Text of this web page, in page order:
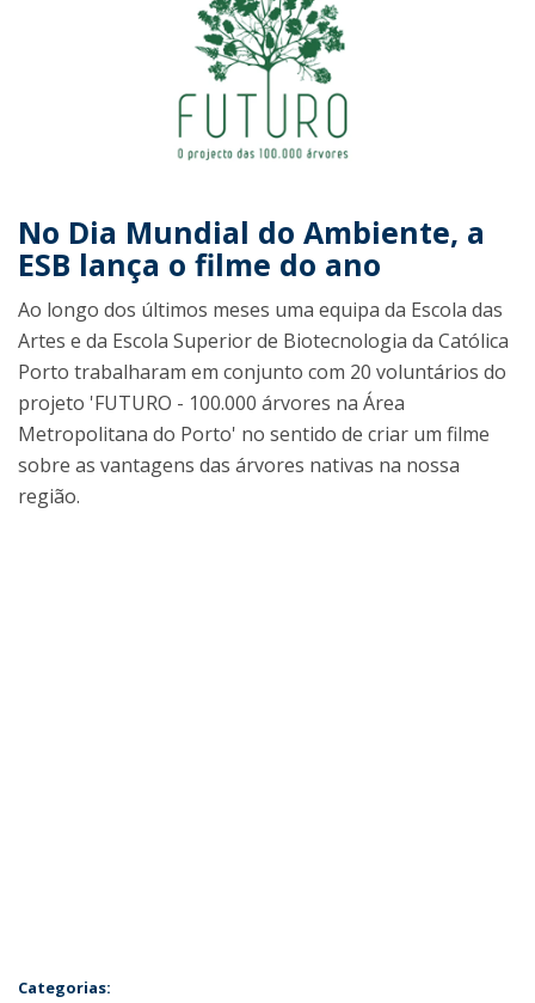
No Dia Mundial do Ambiente, a
ESB lança o filme do ano
Ao longo dos últimos meses uma equipa da Escola das
Artes e da Escola Superior de Biotecnologia da Católica
Porto trabalharam em conjunto com 20 voluntários do
projeto 'FUTURO - 100.000 árvores na Área
Metropolitana do Porto' no sentido de criar um filme
sobre as vantagens das árvores nativas na nossa
região.
Categorias: